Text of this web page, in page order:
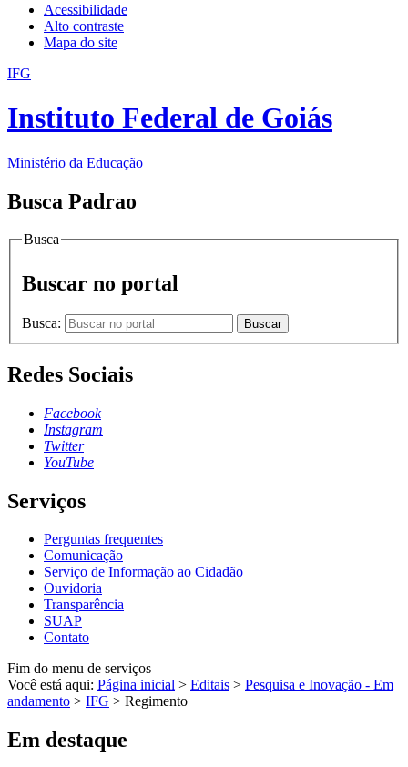
Acessibilidade
Alto contraste
Mapa do site
IFG
Instituto Federal de Goiás
Ministério da Educação
Busca Padrao
Busca
Buscar no portal
Busca: Buscar
Redes Sociais
Facebook
Instagram
Twitter
YouTube
Serviços
Perguntas frequentes
Comunicação
Serviço de Informação ao Cidadão
Ouvidoria
Transparência
SUAP
Contato
Fim do menu de serviços
Você está aqui: Página inicial > Editais > Pesquisa e Inovação - Em
andamento > IFG > Regimento
Em destaque